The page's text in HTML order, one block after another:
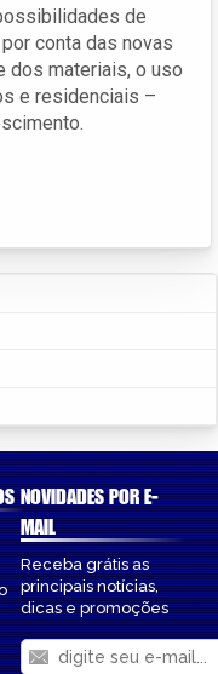
de
conta das novas
dos materiais, o uso
e residenciais –
NOVIDADES POR E-
MAIL
Receba grátis as
principais notícias,
dicas e promoções